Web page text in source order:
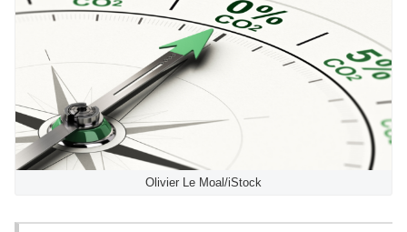
Olivier Le Moal/iStock